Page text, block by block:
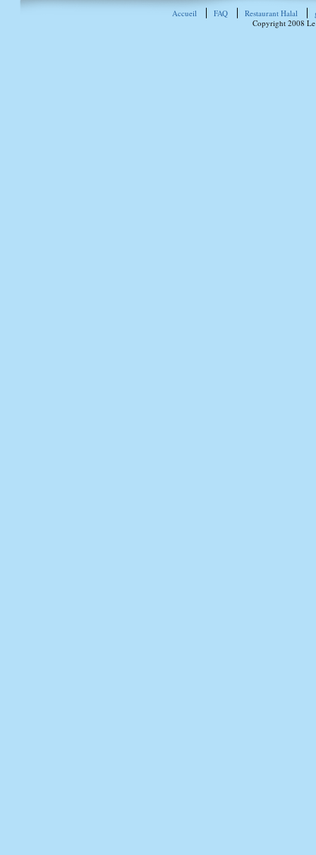
Accueil FAQ Restaurant Halal
Copyright 2008